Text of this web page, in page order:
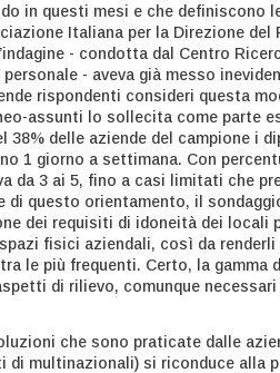
in questi mesi e che definiscono
Italiana per la Direzione
- condotta dal Centro
- aveva già messo
rispondenti consideri questa
assunti lo sollecita come parte
38% delle aziende del campione i
1 giorno a settimana. Con
da 3 ai 5, fino a casi limitati che
di questo orientamento, il
dei requisiti di idoneità dei locali
fisici aziendali, così da
le più frequenti. Certo, la gamma
di rilievo, comunque
che sono praticate dalle
multinazionali) si riconduce alla